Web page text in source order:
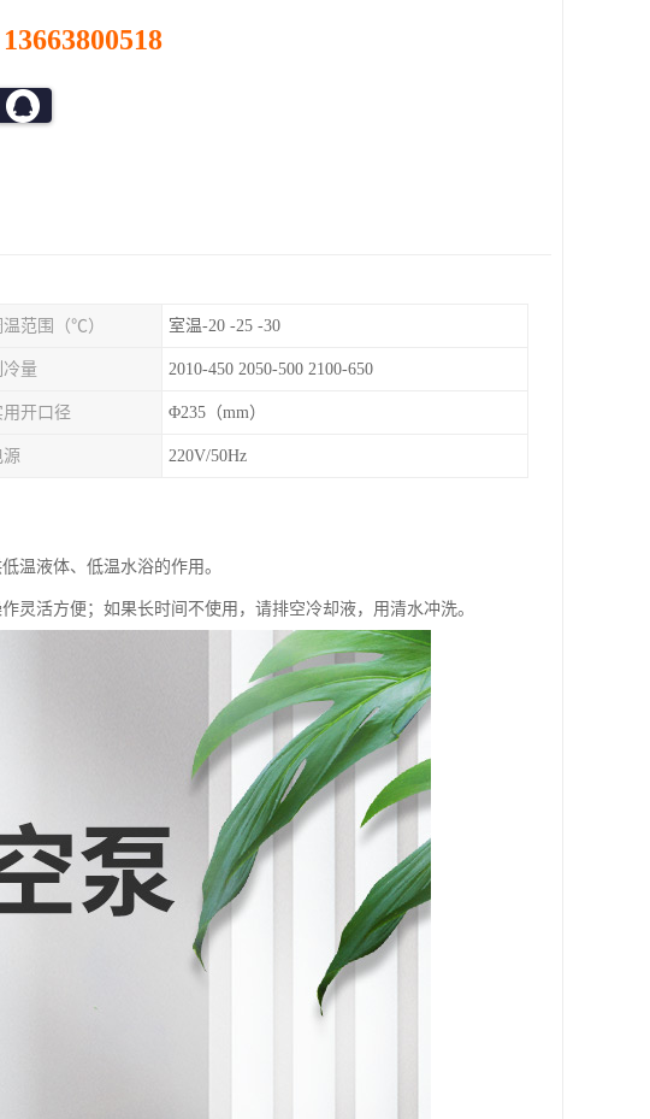
13663800518
温范围（℃） 室温-20 -25 -30
冷量 2010-450 2050-500 2100-650
用开口径 Φ235（mm）
源 220V/50Hz
温液体、低温水浴的作用。
灵活方便；如果长时间不使用，请排空冷却液，用清水冲洗。